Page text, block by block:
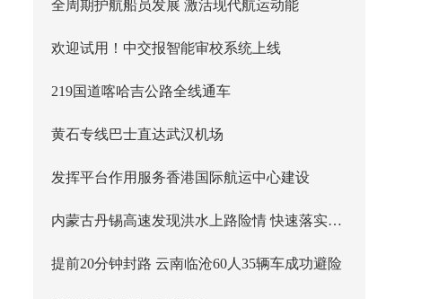
全周期护航船员发展 激活现代航运动能
欢迎试用！中交报智能审校系统上线
219国道喀哈吉公路全线通车
黄石专线巴士直达武汉机场
发挥平台作用服务香港国际航运中心建设
内蒙古丹锡高速发现洪水上路险情 快速落实主线封闭管控
提前20分钟封路 云南临沧60人35辆车成功避险